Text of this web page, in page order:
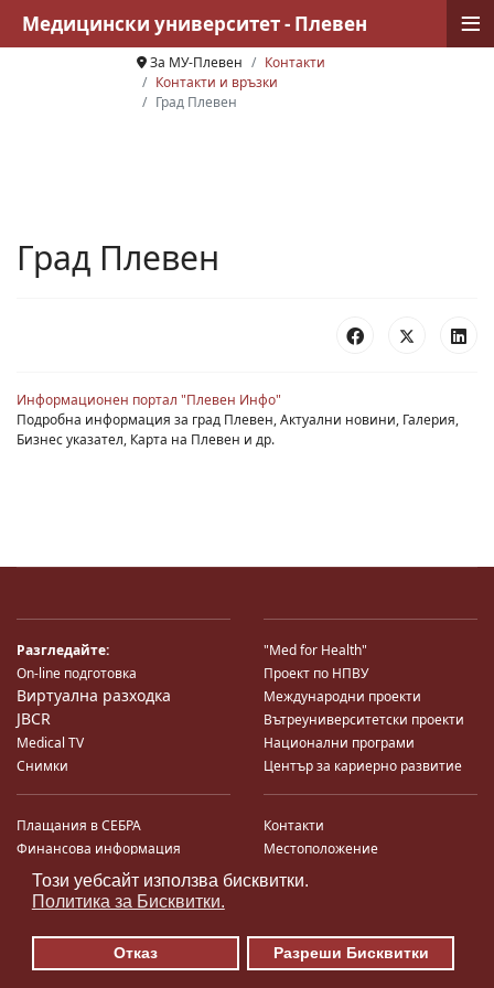
Този уебсайт използва бисквитки.
Политика за Бисквитки.
Отказ Разреши Бисквитки
За МУ-Плевен
Контакти
Контакти и връзки
Град Плевен
Град Плевен
Информационен портал "Плевен Инфо"
Подробна информация за град Плевен, Актуални новини, Галерия,
Бизнес указател, Карта на Плевен и др.
Разгледайте:
On-line подготовка
Виртуална разходка
JBCR
Medical TV
Снимки
"Med for Health"
Проект по НПВУ
Международни проекти
Вътреуниверситетски проекти
Национални програми
Център за кариерно развитие
Плащания в СЕБРА
Финансова информация
Система за финансово упр-е и
контрол
Търгове по ЗДС
Контакти
Местоположение
Медицински университет - Плевен ≡